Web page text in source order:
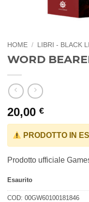
HOME / LIBRI - BLACK
WORD
20,00 €
PRODOTTO IN
Prodotto ufficiale
Esaurito
COD: 00GW60100181846